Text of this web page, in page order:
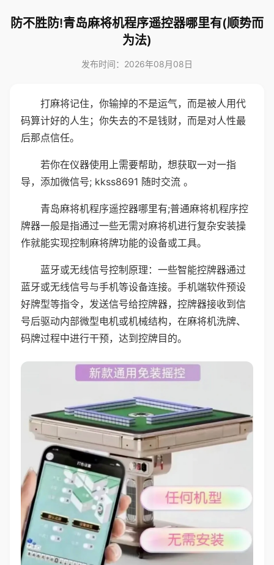
防不胜防!青岛麻将机程序遥控器哪里有(顺势而
为法)
发布时间：2026年08月08日
打麻将记住，你输掉的不是运气，而是被人用代
码算计好的人生；你失去的不是钱财，而是对人性最
后那点信任。
若你在仪器使用上需要帮助，想获取一对一指
导，添加微信号; kkss8691 随时交流 。
青岛麻将机程序遥控器哪里有;普通麻将机程序控
牌器一般是指通过一些无需对麻将机进行复杂安装操
作就能实现控制麻将牌功能的设备或工具。
蓝牙或无线信号控制原理：一些智能控牌器通过
蓝牙或无线信号与手机等设备连接。手机端软件预设
好牌型等指令，发送信号给控牌器，控牌器接收到信
号后驱动内部微型电机或机械结构，在麻将机洗牌、
码牌过程中进行干预，达到控牌目的。